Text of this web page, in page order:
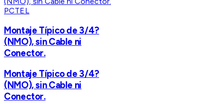
PCTEL
Montaje Típico de 3/4?
(NMO), sin Cable ni
Conector.
Montaje Típico de 3/4?
(NMO), sin Cable ni
Conector.